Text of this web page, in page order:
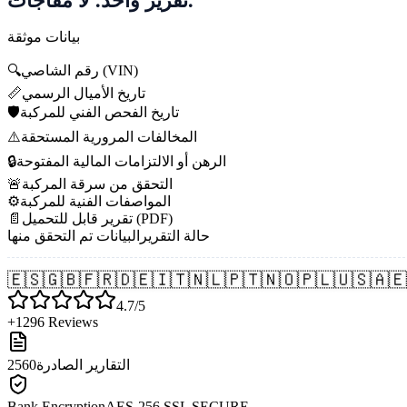
بيانات موثقة
🔍
رقم الشاصي (VIN)
📏تاريخ الأميال الرسمي
🛡️تاريخ الفحص الفني للمركبة
⚠️المخالفات المرورية المستحقة
🔒الرهن أو الالتزامات المالية المفتوحة
🚨التحقق من سرقة المركبة
⚙️المواصفات الفنية للمركبة
📄
تقرير قابل للتحميل (PDF)
حالة التقرير البيانات تم التحقق منها
🇪🇸🇬🇧🇫🇷🇩🇪🇮🇹🇳🇱🇵🇹🇳🇴🇵🇱🇺🇸🇦🇪
4.7/5
+1296 Reviews
2560التقارير الصادرة